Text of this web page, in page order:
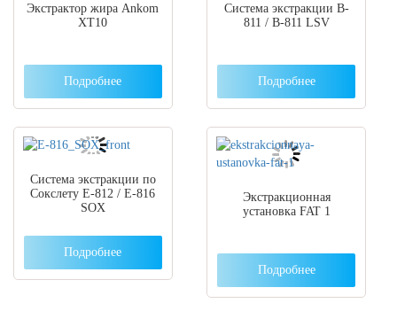
Экстрактор жира Ankom
XT10
Подробнее
Система экстракции B-
811 / B-811 LSV
Подробнее
Система экстракции по
Сокслету E-812 / E-816
SOX
Подробнее
Экстракционная
установка FAT 1
Подробнее